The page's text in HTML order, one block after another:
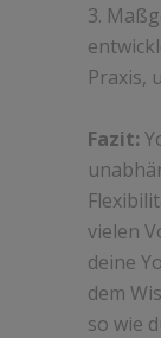
3.
Praxis,
Fazit:
vielen
deine
dem
so wie